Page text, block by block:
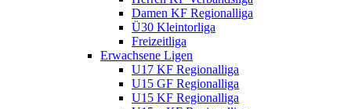
Damen KF Regionalliga
Ü30 Kleintorliga
Freizeitliga
Erwachsene Ligen
U17 KF Regionalliga
U15 GF Regionalliga
U15 KF Regionalliga